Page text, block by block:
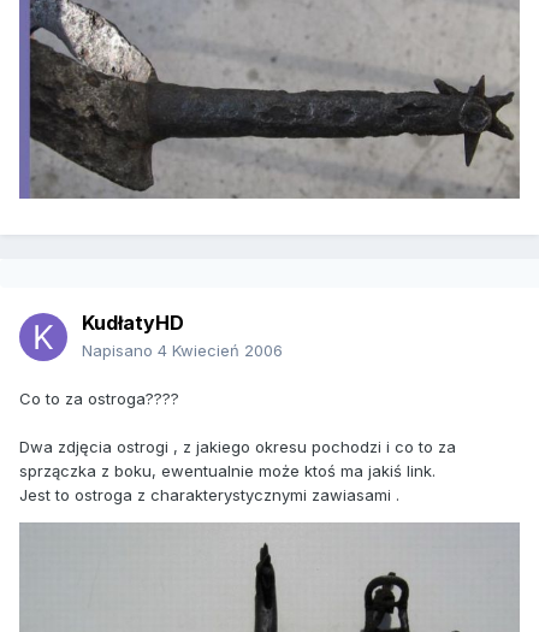
KudłatyHD
Napisano 4 Kwiecień 2006
Co to za ostroga????
Dwa zdjęcia ostrogi , z jakiego okresu pochodzi i co to za
sprzączka z boku, ewentualnie może ktoś ma jakiś link.
Jest to ostroga z charakterystycznymi zawiasami .